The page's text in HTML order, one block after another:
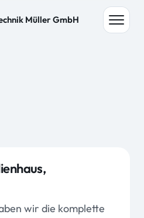
Müller GmbH Menü
wir die komplette